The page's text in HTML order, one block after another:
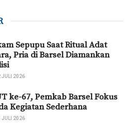
Sepupu Saat Ritual Adat
Pria di Barsel Diamankan
JULI 2026
ke-67, Pemkab Barsel Fokus
Kegiatan Sederhana
JULI 2026